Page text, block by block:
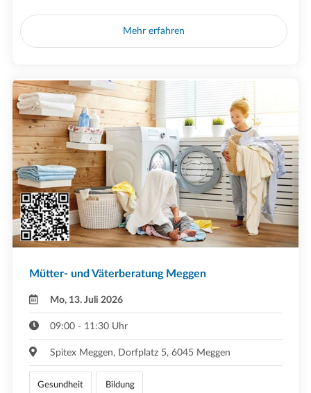
Mehr erfahren
Mütter- und Väterberatung Meggen
Mo, 13. Juli 2026
09:00 - 11:30 Uhr
Spitex Meggen, Dorfplatz 5, 6045 Meggen
Gesundheit Bildung